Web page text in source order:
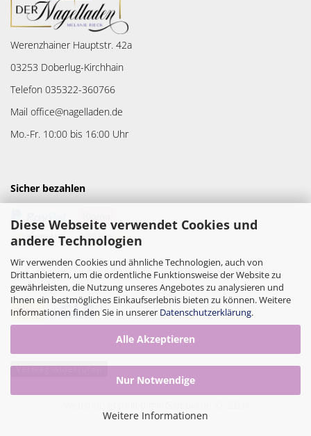
Diese Webseite verwendet Cookies und
andere Technologien
Wir verwenden Cookies und ähnliche Technologien, auch von
Drittanbietern, um die ordentliche Funktionsweise der Website zu
gewährleisten, die Nutzung unseres Angebotes zu analysieren und
Ihnen ein bestmögliches Einkaufserlebnis bieten zu können. Weitere
Informationen finden Sie in unserer Datenschutzerklärung.
Alle Akzeptieren
Nur Notwendige
Weitere Informationen
Werenzhainer Hauptstr. 42a
03253 Doberlug-Kirchhain
Telefon 035322-360766
Mail office@nagelladen.de
Mo.-Fr. 10:00 bis 16:00 Uhr
Sicher bezahlen
Versandpartner
Vertrag widerrufen